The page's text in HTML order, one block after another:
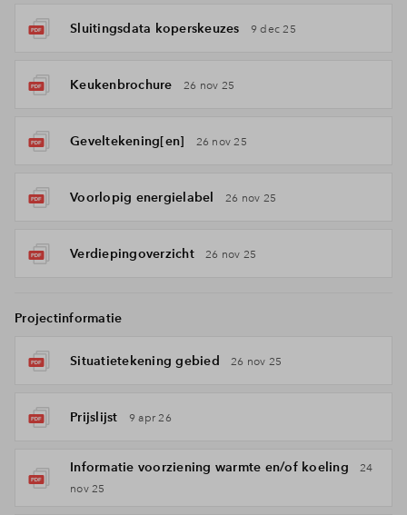
Sluitingsdata koperskeuzes 9 dec 25
Keukenbrochure 26 nov 25
Geveltekening[en] 26 nov 25
Voorlopig energielabel 26 nov 25
Verdiepingoverzicht 26 nov 25
Projectinformatie
Situatietekening gebied 26 nov 25
Prijslijst 9 apr 26
Informatie voorziening warmte en/of koeling
24
nov 25